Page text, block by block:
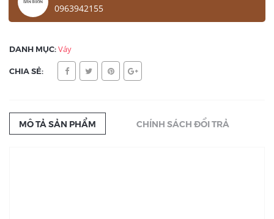
0963942155
DANH MỤC:Váy
CHIA SẺ:
MÔ TẢ SẢN PHẨM CHÍNH SÁCH ĐỔI TRẢ